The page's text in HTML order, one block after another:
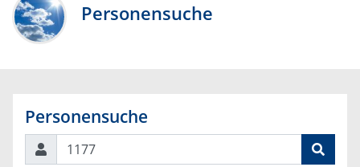
Personensuche
Personensuche
Suchen